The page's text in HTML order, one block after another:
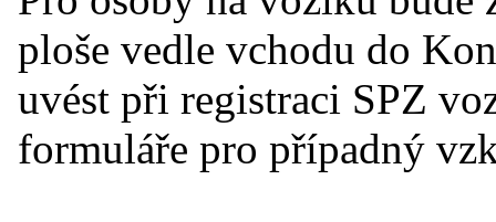
ploše vedle vchodu do
uvést při registraci SPZ
formuláře pro případný